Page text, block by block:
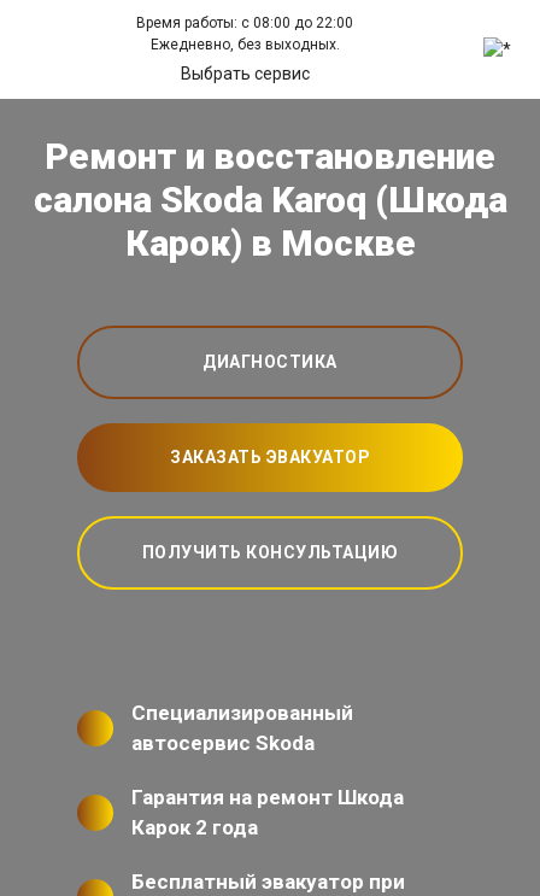
Время работы: с 08:00 до 22:00
Ежедневно, без выходных.
Выбрать сервис
Ремонт и восстановление
салона Skoda Karoq (Шкода
Карок) в Москве
ДИАГНОСТИКА
ЗАКАЗАТЬ ЭВАКУАТОР
ПОЛУЧИТЬ КОНСУЛЬТАЦИЮ
Специализированный
автосервис Skoda
Гарантия на ремонт Шкода
Карок 2 года
Бесплатный эвакуатор при